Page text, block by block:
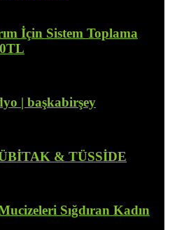
İçin Sistem Toplama
| başkabirşey
& TÜSSİDE
Sığdıran Kadın